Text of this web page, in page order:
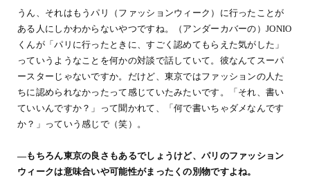
うん、それはもうパリ（ファッションウィーク）に行ったことが
ある人にしかわからないやつですね。（アンダーカバーの）JONIO
くんが「パリに行ったときに、すごく認めてもらえた気がした」
っていうようなことを何かの対談で話していて。彼なんてスーパ
ースターじゃないですか。だけど、東京ではファッションの人た
ちに認められなかったって感じていたみたいです。「それ、書い
ていいんですか？」って聞かれて、「何で書いちゃダメなんです
か？」っていう感じで（笑）。
―もちろん東京の良さもあるでしょうけど、パリのファッション
ウィークは意味合いや可能性がまったくの別物ですよね。